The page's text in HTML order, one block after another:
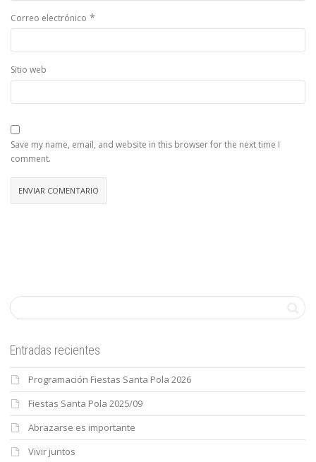
Correo electrónico *
Sitio web
Save my name, email, and website in this browser for the next time I
comment.
Entradas recientes
Programación Fiestas Santa Pola 2026
Fiestas Santa Pola 2025/09
Abrazarse es importante
Vivir juntos